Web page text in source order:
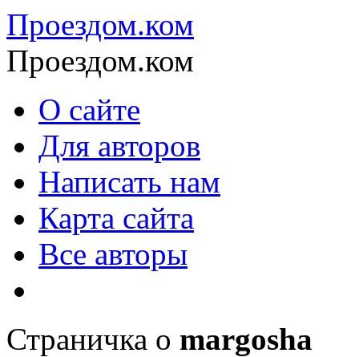
Проездом.ком
Проездом.ком
О сайте
Для авторов
Написать нам
Карта сайта
Все авторы
Страничка о margosha